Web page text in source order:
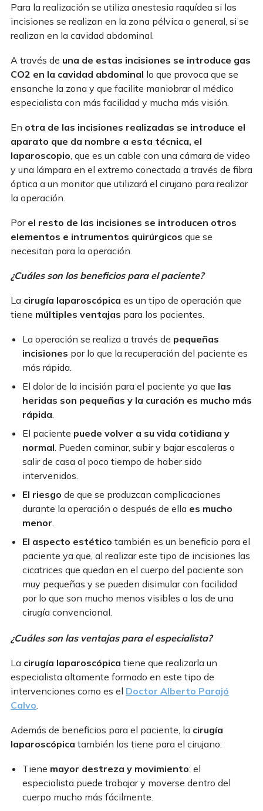
Para la realización se utiliza anestesia raquídea si las
incisiones se realizan en la zona pélvica o general, si se
realizan en la cavidad abdominal.
A través de una de estas incisiones se introduce gas
CO2 en la cavidad abdominal lo que provoca que se
ensanche la zona y que facilite maniobrar al médico
especialista con más facilidad y mucha más visión.
En otra de las incisiones realizadas se introduce el
aparato que da nombre a esta técnica, el
laparoscopio, que es un cable con una cámara de video
y una lámpara en el extremo conectada a través de fibra
óptica a un monitor que utilizará el cirujano para realizar
la operación.
Por el resto de las incisiones se introducen otros
elementos e intrumentos quirúrgicos que se
necesitan para la operación.
¿Cuáles son los beneficios para el paciente?
La cirugía laparoscópica es un tipo de operación que
tiene múltiples ventajas para los pacientes.
La operación se realiza a través de pequeñas
incisiones por lo que la recuperación del paciente es
más rápida.
El dolor de la incisión para el paciente ya que las
heridas son pequeñas y la curación es mucho más
rápida.
El paciente puede volver a su vida cotidiana y
normal. Pueden caminar, subir y bajar escaleras o
salir de casa al poco tiempo de haber sido
intervenidos.
El riesgo de que se produzcan complicaciones
durante la operación o después de ella es mucho
menor.
El aspecto estético también es un beneficio para el
paciente ya que, al realizar este tipo de incisiones las
cicatrices que quedan en el cuerpo del paciente son
muy pequeñas y se pueden disimular con facilidad
por lo que son mucho menos visibles a las de una
cirugía convencional.
¿Cuáles son las ventajas para el especialista?
La cirugía laparoscópica tiene que realizarla un
especialista altamente formado en este tipo de
intervenciones como es el Doctor Alberto Parajó
Calvo.
Además de beneficios para el paciente, la cirugía
laparoscópica también los tiene para el cirujano:
Tiene mayor destreza y movimiento: el
especialista puede trabajar y moverse dentro del
cuerpo mucho más fácilmente.